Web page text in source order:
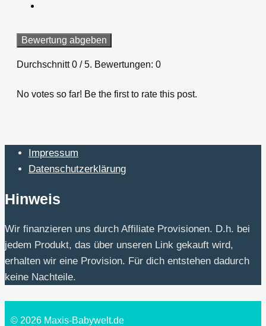
Bewertung abgeben
Durchschnitt0 / 5. Bewertungen: 0
No votes so far! Be the first to rate this post.
Impressum
Datenschutzerklärung
Hinweis
Wir finanzieren uns durch Affiliate Provisionen. D.h. bei
jedem Produkt, das über unseren Link gekauft wird,
erhalten wir eine Provision. Für dich entstehen dadurch
keine Nachteile.
© 2026 Maxis-Babywelt.de